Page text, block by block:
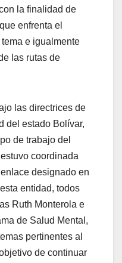
la finalidad de
enfrenta el
e igualmente
las rutas de
las directrices de
del estado Bolívar,
de trabajo del
coordinada
designado en
entidad, todos
Ruth Monterola e
de Salud Mental,
pertinentes al
de continuar